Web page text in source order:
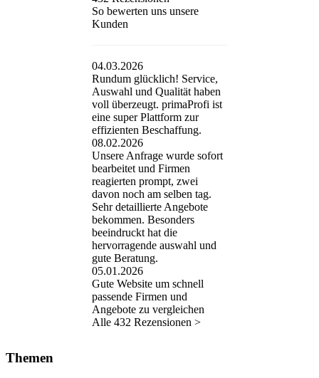
So bewerten uns unsere
Kunden
04.03.2026
Rundum glücklich! Service,
Auswahl und Qualität haben
voll überzeugt. primaProfi ist
eine super Plattform zur
effizienten Beschaffung.
08.02.2026
Unsere Anfrage wurde sofort
bearbeitet und Firmen
reagierten prompt, zwei
davon noch am selben tag.
Sehr detaillierte Angebote
bekommen. Besonders
beeindruckt hat die
hervorragende auswahl und
gute Beratung.
05.01.2026
Gute Website um schnell
passende Firmen und
Angebote zu vergleichen
Alle 432 Rezensionen >
Themen